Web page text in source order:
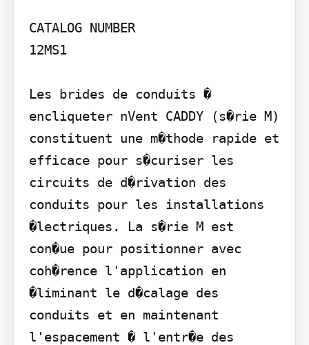
CATALOG NUMBER
12MS1
Les brides de conduits �
encliqueter nVent CADDY (s�rie M)
constituent une m�thode rapide et
efficace pour s�curiser les
circuits de d�rivation des
conduits pour les installations
�lectriques. La s�rie M est
con�ue pour positionner avec
coh�rence l'application en
�liminant le d�calage des
conduits et en maintenant
l'espacement � l'entr�e des